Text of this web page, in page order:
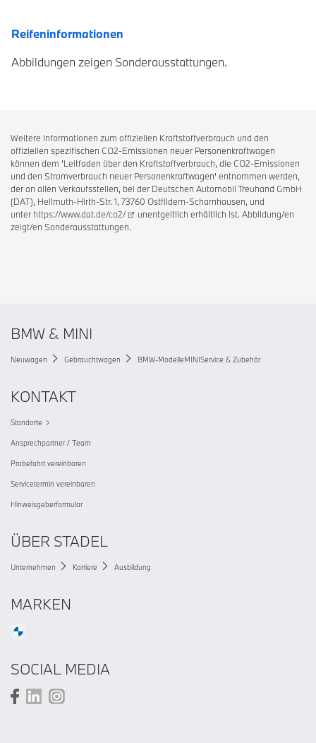
Reifeninformationen
Abbildungen zeigen Sonderausstattungen.
Weitere Informationen zum offiziellen Kraftstoffverbrauch und den
offiziellen spezifischen CO2-Emissionen neuer Personenkraftwagen
können dem 'Leitfaden über den Kraftstoffverbrauch, die CO2-Emissionen
und den Stromverbrauch neuer Personenkraftwagen' entnommen werden,
der an allen Verkaufsstellen, bei der Deutschen Automobil Treuhand GmbH
(DAT), Hellmuth-Hirth-Str. 1, 73760 Ostfildern-Scharnhausen, und
unter https://www.dat.de/co2/
unentgeltlich erhältlich ist. Abbildung/en
zeigt/en Sonderausstattungen.
BMW & MINI
Neuwagen Gebrauchtwagen BMW-ModelleMINIService & Zubehör
KONTAKT
Standorte
Ansprechpartner / Team
Probefahrt vereinbaren
Servicetermin vereinbaren
Hinweisgeberformular
ÜBER STADEL
Unternehmen Karriere Ausbildung
MARKEN
SOCIAL MEDIA